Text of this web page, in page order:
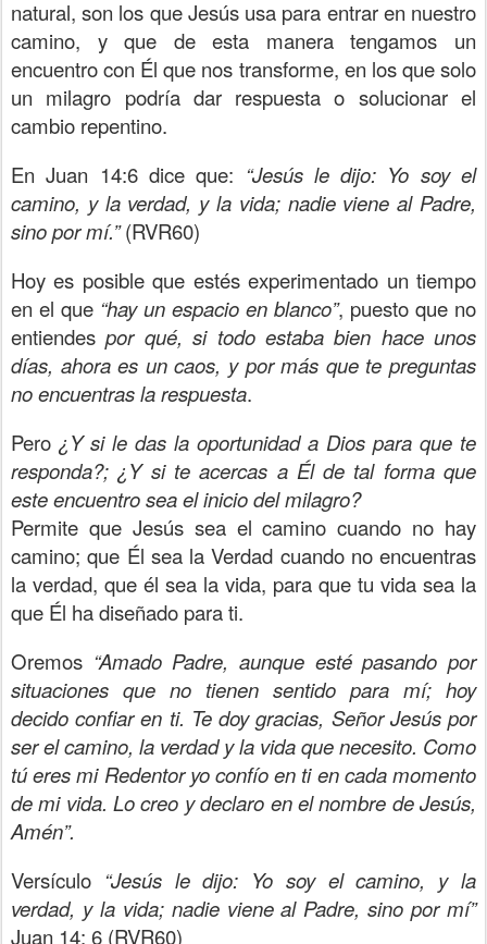
natural, son los que Jesús usa para entrar en nuestro
camino, y que de esta manera tengamos un
encuentro con Él que nos transforme, en los que solo
un milagro podría dar respuesta o solucionar el
cambio repentino.
En Juan 14:6 dice que: “Jesús le dijo: Yo soy el
camino, y la verdad, y la vida; nadie viene al Padre,
sino por mí.”(RVR60)
Hoy es posible que estés experimentado un tiempo
en el que “hay un espacio en blanco”, puesto que no
entiendespor qué, si todo estaba bien hace unos
días, ahora es un caos, y por más que te preguntas
no encuentras la respuesta.
Pero ¿Y si le das la oportunidad a Dios para que te
responda?; ¿Y si te acercas a Él de tal forma que
este encuentro sea el inicio del milagro?
Permite que Jesús sea el camino cuando no hay
camino; que Él sea la Verdad cuando no encuentras
la verdad, que él sea la vida, para que tu vida sea la
que Él ha diseñado para ti.
Oremos “Amado Padre, aunque esté pasando por
situaciones que no tienen sentido para mí; hoy
decido confiar en ti. Te doy gracias, Señor Jesús por
ser el camino, la verdad y la vida que necesito. Como
tú eres mi Redentor yo confío en ti en cada momento
de mi vida. Lo creo y declaro en el nombre de Jesús,
Amén”.
Versículo “Jesús le dijo: Yo soy el camino, y la
verdad, y la vida; nadie viene al Padre, sino por mí”
Juan 14: 6 (RVR60)